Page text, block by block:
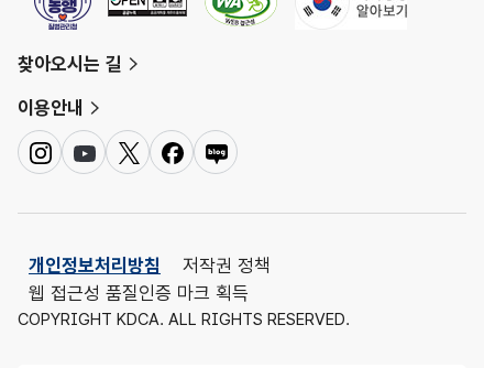
찾아오시는 길
이용안내
인
스
램
유
튜
트
위
페
이
네
이
로
그
개인정보처리방침
저작권 정책
웹 접근성 품질인증 마크 획득
COPYRIGHT KDCA. ALL RIGHTS RESERVED.